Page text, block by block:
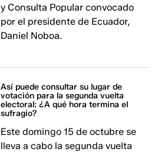
y Consulta Popular convocado
por el presidente de Ecuador,
Daniel Noboa.
Así puede consultar su lugar de
votación para la segunda vuelta
electoral: ¿A qué hora termina el
sufragio?
Este domingo 15 de octubre se
lleva a cabo la segunda vuelta